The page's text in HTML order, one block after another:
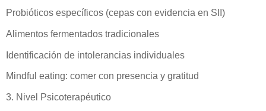
Probióticos específicos (cepas con evidencia en SII)
Alimentos fermentados tradicionales
Identificación de intolerancias individuales
Mindful eating: comer con presencia y gratitud
3. Nivel Psicoterapéutico